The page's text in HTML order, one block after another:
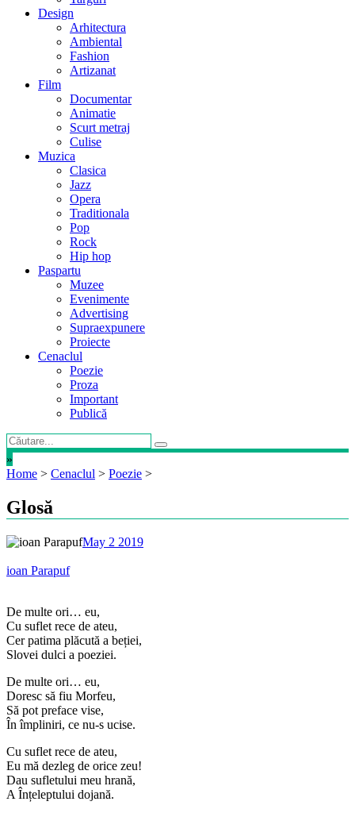
Design
Arhitectura
Ambiental
Fashion
Artizanat
Film
Documentar
Animatie
Scurt metraj
Culise
Muzica
Clasica
Jazz
Opera
Traditionala
Pop
Rock
Hip hop
Paspartu
Muzee
Evenimente
Advertising
Supraexpunere
Proiecte
Cenaclul
Poezie
Proza
Important
Publică
»
Home > Cenaclul > Poezie >
Glosă
May 2 2019
ioan Parapuf
De multe ori… eu,
Cu suflet rece de ateu,
Cer patima plăcută a beției,
Slovei dulci a poeziei.
De multe ori… eu,
Doresc să fiu Morfeu,
Să pot preface vise,
În împliniri, ce nu-s ucise.
Cu suflet rece de ateu,
Eu mă dezleg de orice zeu!
Dau sufletului meu hrană,
A Înțeleptului dojană.